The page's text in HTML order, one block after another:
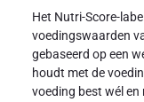
Het Nutri-Score-
voedingswaarden
gebaseerd op een
houdt met de
voeding best wél